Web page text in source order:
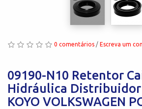
0 comentários / Escreva um
09190-N10 Retentor
Hidráulica
KOYO VOLKSWAGEN